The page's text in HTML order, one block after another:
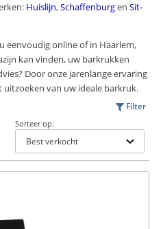
Huislijn,Schaffenburgen Sit-
eenvoudig online of in Haarlem,
kan vinden, uw barkrukken
Door onze jarenlange ervaring
van uw ideale barkruk.
Filter
Sorteer op: